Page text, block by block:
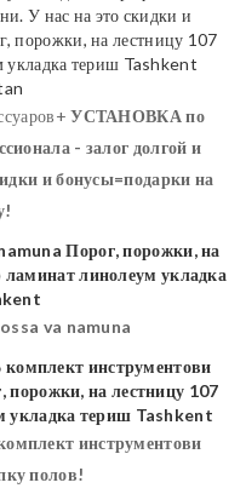
УСТАНОВКАпо
- залог долгой и
и бонусы=подарки на
va namuna
инструментови
полов!